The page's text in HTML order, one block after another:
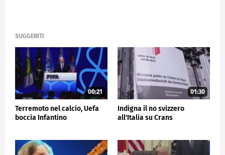
SUGGERITI
00:21
Terremoto nel calcio, Uefa
boccia Infantino
01:30
Indigna il no svizzero
all'Italia su Crans